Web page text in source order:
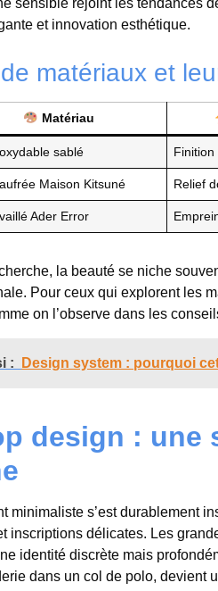
sensible rejoint les tendances
et innovation esthétique.
matériaux et
Matériau
sablé
Maison Kitsuné Relief
Ader Error
la beauté se niche
Pour ceux qui explorent les
on l’observe dans les
: Design system : pourquoi
design : une
minimaliste s’est durablement
inscriptions délicates. Les
identité discrète mais
dans un col de polo, devient